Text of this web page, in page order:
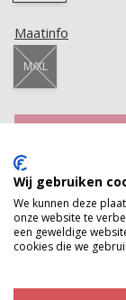
Maatinfo
M/XL
Gratis
Gratis
Bekijk
Wij gebruiken
We kunnen deze
onze website te
een geweldige
cookies die we